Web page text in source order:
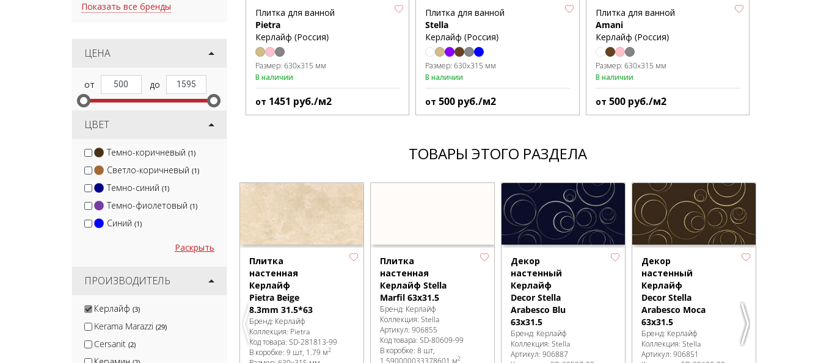
Показать все бренды
ЦЕНА
ЦВЕТ
Темно-коричневый (1)
Светло-коричневый (1)
Темно-синий (1)
Темно-фиолетовый (1)
Синий (1)
Раскрыть
ПРОИЗВОДИТЕЛЬ
Керлайф (3)
Kerama Marazzi (29)
Cersanit (2)
Плитка для ванной
Pietra
Керлайф (Россия)
Размер: 630x315 мм
В наличии
от 1451 руб./м2
Плитка для ванной
Stella
Керлайф (Россия)
Размер:630x315 мм
В наличии
от500 руб./м2
Плитка для ванной
Amani
Керлайф (Россия)
Размер: 630x315 мм
В наличии
от 500 руб./м2
ТОВАРЫ ЭТОГО РАЗДЕЛА
Плитка
настенная
Керлайф
Pietra Beige
8.3mm 31.5*63
Бренд: Керлайф
Коллекция: Pietra
Код товара: SD-281813-99
В коробке: 9 шт, 1.79 м2
Плитка
настенная
Керлайф Stella
Marfil 63x31.5
Бренд: Керлайф
Коллекция: Stella
Артикул: 906855
Код товара: SD-80609-99
В коробке: 8 шт,
1.590000033378601 м2
Декор
настенный
Керлайф
Decor Stella
Arabesco Blu
63x31.5
Бренд: Керлайф
Коллекция: Stella
Артикул: 906887
Декор
настенный
Керлайф
Decor Stella
Arabesco Moca
63x31.5
Бренд: Керлайф
Коллекция: Stella
Артикул: 906851